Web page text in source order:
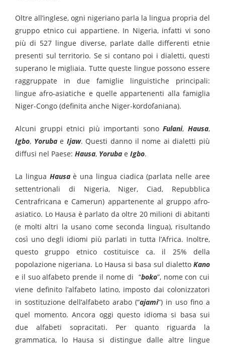
Oltre all’inglese, ogni nigeriano parla la lingua propria del
gruppo etnico cui appartiene. In Nigeria, infatti vi sono
più di 527 lingue diverse, parlate dalle differenti etnie
presenti sul territorio. Se si contano poi i dialetti, questi
superano le migliaia. Tutte queste lingue possono essere
raggruppate in due famiglie linguistiche principali:
lingue afro-asiatiche e quelle appartenenti alla famiglia
Niger-Congo (definita anche Niger-kordofaniana).
Alcuni gruppi etnici più importanti sonoFulani,Hausa,
Igbo, Yorubae Ijaw. Questi danno il nome ai dialetti più
diffusi nel Paese: Hausa, Yoruba e Igbo.
La lingua Hausaè una lingua ciadica (parlata nelle aree
settentrionali di Nigeria, Niger, Ciad, Repubblica
Centrafricana e Camerun) appartenente al gruppo afro-
asiatico. Lo Hausa è parlato da oltre 20 milioni di abitanti
(e molti altri la usano come seconda lingua), risultando
così uno degli idiomi più parlati in tutta l’Africa. Inoltre,
questo gruppo etnico costituisce ca. il 25% della
popolazione nigeriana. Lo Hausa si basa sul dialetto Kano
e il suo alfabeto prende il nome di “boko”, nome con cui
viene definito l’alfabeto latino, imposto dai colonizzatori
in sostituzione dell’alfabeto arabo (“ajami”) in uso fino a
quel momento. Ancora oggi questo idioma si basa sui
due alfabeti sopracitati. Per quanto riguarda la
grammatica, lo Hausa si distingue dalle altre lingue